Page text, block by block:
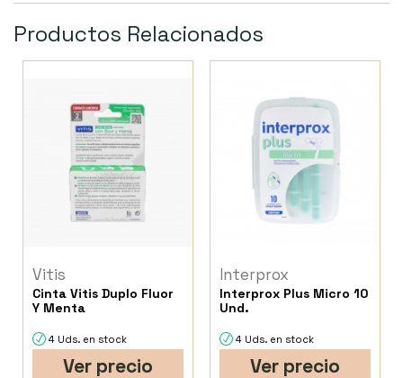
Productos Relacionados
Vitis
Cinta Vitis Duplo Fluor
Y Menta
4 Uds. en stock
Ver precio
Interprox
Interprox Plus Micro 10
Und.
4 Uds. en stock
Ver precio